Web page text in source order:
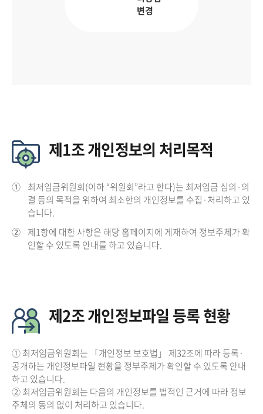
변경
제1조 개인정보의 처리목적
① 최저임금위원회(이하 “위원회”라고 한다)는 최저임금 심의·의
결 등의 목적을 위하여 최소한의 개인정보를 수집·처리하고 있
습니다.
② 제1항에 대한 사항은 해당 홈페이지에 게재하여 정보주체가 확
인할 수 있도록 안내를 하고 있습니다.
제2조 개인정보파일 등록 현황
① 최저임금위원회는 「개인정보 보호법」 제32조에 따라 등록·
공개하는 개인정보파일 현황을 정부주체가 확인할 수 있도록 안내
하고 있습니다.
② 최저임금위원회는 다음의 개인정보를 법적인 근거에 따라 정보
주체의 동의 없이 처리하고 있습니다.